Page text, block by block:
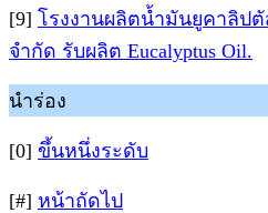
[9] โรงงานผลิตน้ำมันยูคาลิป
จำกัด รับผลิต Eucalyptus Oil.
นำร่อง
[0] ขึ้นหนึ่งระดับ
[#] หน้าถัดไป